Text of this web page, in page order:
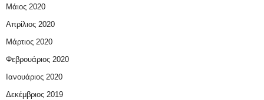
Μάιος 2020
Απρίλιος 2020
Μάρτιος 2020
Φεβρουάριος 2020
Ιανουάριος 2020
Δεκέμβριος 2019